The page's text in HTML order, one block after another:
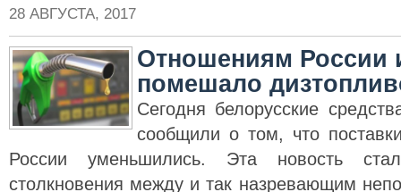
28 АВГУСТА, 2017
Отношениям России
помешало
Сегодня белорусские
сообщили о том, что
России уменьшились. Эта новость
столкновения между и так назревающим